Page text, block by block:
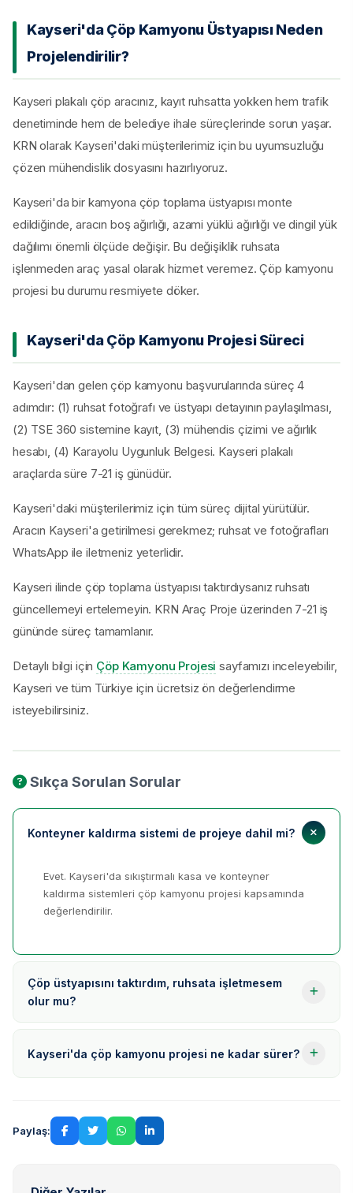
Kayseri'da Çöp Kamyonu Üstyapısı Neden
Projelendirilir?
Kayseri plakalı çöp aracınız, kayıt ruhsatta yokken hem trafik
denetiminde hem de belediye ihale süreçlerinde sorun yaşar.
KRN olarak Kayseri'daki müşterilerimiz için bu uyumsuzluğu
çözen mühendislik dosyasını hazırlıyoruz.
Kayseri'da bir kamyona çöp toplama üstyapısı monte
edildiğinde, aracın boş ağırlığı, azami yüklü ağırlığı ve dingil yük
dağılımı önemli ölçüde değişir. Bu değişiklik ruhsata
işlenmeden araç yasal olarak hizmet veremez. Çöp kamyonu
projesi bu durumu resmiyete döker.
Kayseri'da Çöp Kamyonu Projesi Süreci
Kayseri'dan gelen çöp kamyonu başvurularında süreç 4
adımdır: (1) ruhsat fotoğrafı ve üstyapı detayının paylaşılması,
(2) TSE 360 sistemine kayıt, (3) mühendis çizimi ve ağırlık
hesabı, (4) Karayolu Uygunluk Belgesi. Kayseri plakalı
araçlarda süre 7-21 iş günüdür.
Kayseri'daki müşterilerimiz için tüm süreç dijital yürütülür.
Aracın Kayseri'a getirilmesi gerekmez; ruhsat ve fotoğrafları
WhatsApp ile iletmeniz yeterlidir.
Kayseri ilinde çöp toplama üstyapısı taktırdıysanız ruhsatı
güncellemeyi ertelemeyin. KRN Araç Proje üzerinden 7-21 iş
gününde süreç tamamlanır.
Detaylı bilgi için Çöp Kamyonu Projesi sayfamızı inceleyebilir,
Kayseri ve tüm Türkiye için ücretsiz ön değerlendirme
isteyebilirsiniz.
Sıkça Sorulan Sorular
Konteyner kaldırma sistemi de projeye dahil mi?
Evet. Kayseri'da sıkıştırmalı kasa ve konteyner
kaldırma sistemleri çöp kamyonu projesi kapsamında
değerlendirilir.
Çöp üstyapısını taktırdım, ruhsata işletmesem
olur mu?
Kayseri'da çöp kamyonu projesi ne kadar sürer?
Paylaş: